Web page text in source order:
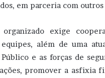
em parceria com outros
exige
além de uma
e as forças de
promover a asfixia